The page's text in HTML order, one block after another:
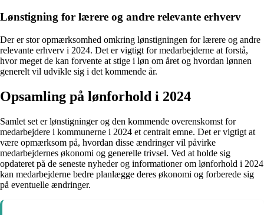
Lønstigning for lærere og andre relevante erhverv
Der er stor opmærksomhed omkring lønstigningen for lærere og andre
relevante erhverv i 2024. Det er vigtigt for medarbejderne at forstå,
hvor meget de kan forvente at stige i løn om året og hvordan lønnen
generelt vil udvikle sig i det kommende år.
Opsamling på lønforhold i 2024
Samlet set er lønstigninger og den kommende overenskomst for
medarbejdere i kommunerne i 2024 et centralt emne. Det er vigtigt at
være opmærksom på, hvordan disse ændringer vil påvirke
medarbejdernes økonomi og generelle trivsel. Ved at holde sig
opdateret på de seneste nyheder og informationer om lønforhold i 2024
kan medarbejderne bedre planlægge deres økonomi og forberede sig
på eventuelle ændringer.